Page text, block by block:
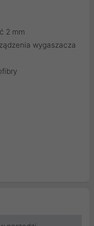
2 mm
wygaszacza